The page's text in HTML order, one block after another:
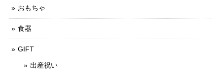
おもちゃ
食器
GIFT
出産祝い